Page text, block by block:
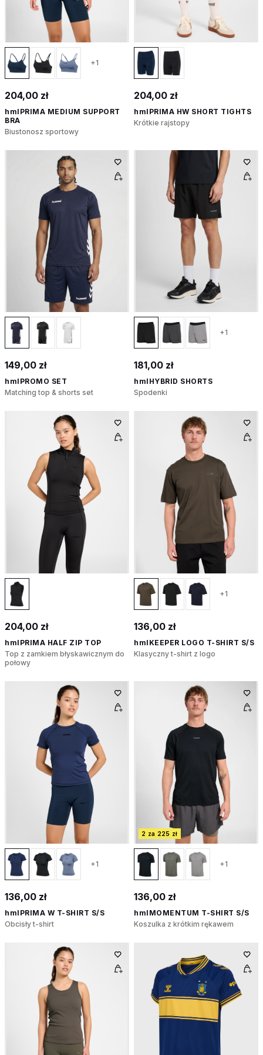
+1
204,00 zł
hmlPRIMA MEDIUM SUPPORT
BRA
Biustonosz sportowy
204,00 zł
hmlPRIMA HW SHORT TIGHTS
Krótkie rajstopy
149,00 zł
hmlPROMO SET
Matching top & shorts set
+1
181,00 zł
hmlHYBRID SHORTS
Spodenki
204,00 zł
hmlPRIMA HALF ZIP TOP
Top z zamkiem błyskawicznym do
połowy
+1
136,00 zł
hmlKEEPER LOGO T-SHIRT S/S
Klasyczny t-shirt z logo
+1
136,00 zł
hmlPRIMA W T-SHIRT S/S
Obcisły t-shirt
2 za 225 zł
+1
136,00 zł
hmlMOMENTUM T-SHIRT S/S
Koszulka z krótkim rękawem